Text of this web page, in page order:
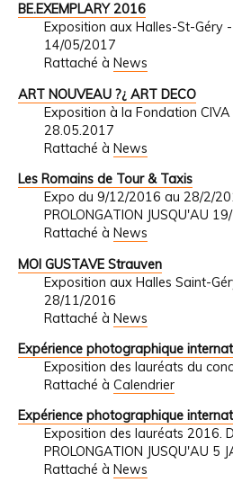
BE.EXEMPLARY 2016
Exposition aux Halles-St-Géry
14/05/2017
Rattaché à News
ART NOUVEAU ?¿ ART DECO
Exposition à la Fondation
28.05.2017
Rattaché à News
Les Romains de Tour & Taxis
Expo du 9/12/2016 au 28/2/
PROLONGATION JUSQU'AU
Rattaché à News
MOI GUSTAVE Strauven
Exposition aux Halles Saint-
28/11/2016
Rattaché à News
Expérience photographique
Exposition des lauréats du
Rattaché à Calendrier
Expérience photographique
Exposition des lauréats 2016.
PROLONGATION JUSQU'AU 5
Rattaché à News